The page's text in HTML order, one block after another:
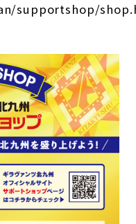
supportshop/